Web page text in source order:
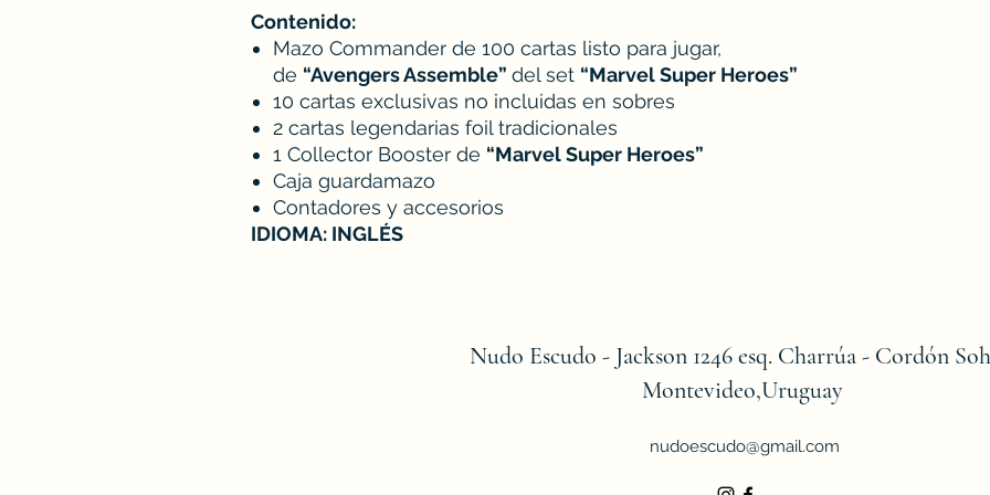
Contenido:
Mazo Commander de 100 cartas listo para jugar,
de “Avengers Assemble” del set “Marvel Super Heroes”
10 cartas exclusivas no incluidas en sobres
2 cartas legendarias foil tradicionales
1 Collector Booster de “Marvel Super Heroes”
Caja guardamazo
Contadores y accesorios
IDIOMA: INGLÉS
Nudo Escudo - Jackson 1246 esq. Charrúa - Cordón
Montevideo,Uruguay
nudoescudo@gmail.com